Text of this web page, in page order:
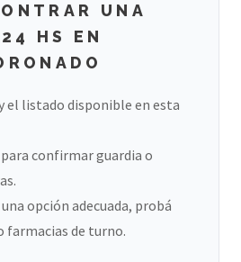
UNA
HS EN
el listado disponible en esta
confirmar guardia o
opción adecuada, probá
farmacias de turno.